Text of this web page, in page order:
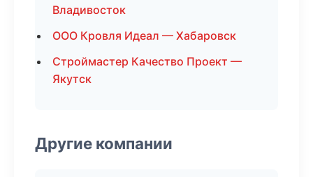
Владивосток
ООО Кровля Идеал — Хабаровск
Строймастер Качество Проект —
Якутск
Другие компании